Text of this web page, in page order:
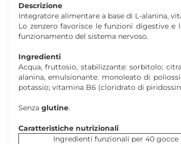
Descrizione
Integratore alimentare a base di L-alanina,
Lo zenzero favorisce le funzioni digestive
funzionamento del sistema nervoso.
Ingredienti
Acqua, fruttosio, stabilizzante: sorbitolo;
alanina, emulsionante: monoleato di
potassio; vitamina B6 (cloridrato di
Senza glutine.
Caratteristiche nutrizionali
Ingredienti funzionali per 40 gocce